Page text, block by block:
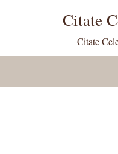
Citate
Citate